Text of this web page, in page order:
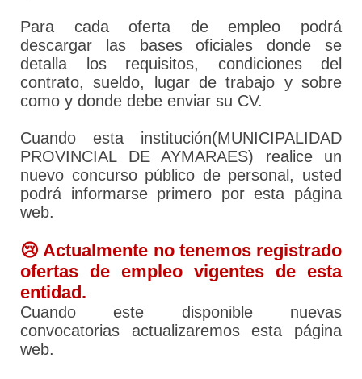
Para cada oferta de empleo podrá
descargar las bases oficiales donde se
detalla los requisitos, condiciones del
contrato, sueldo, lugar de trabajo y sobre
como y donde debe enviar su CV.
Cuando esta institución(MUNICIPALIDAD
PROVINCIAL DE AYMARAES) realice un
nuevo concurso público de personal, usted
podrá informarse primero por esta página
web.
😢 Actualmente no tenemos registrado
ofertas de empleo vigentes de esta
entidad.
Cuando este disponible nuevas
convocatorias actualizaremos esta página
web.